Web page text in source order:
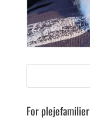
For plejefamilier